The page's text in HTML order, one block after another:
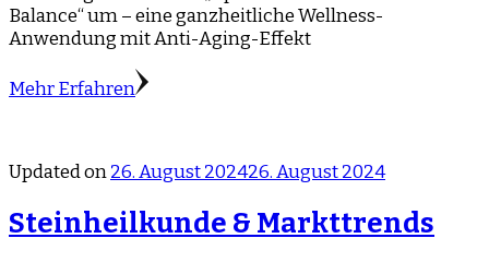
Balance“ um – eine ganzheitliche Wellness-
Anwendung mit Anti-Aging-Effekt
Mehr Erfahren
Updated on26. August 202426. August 2024
Steinheilkunde & Markttrends